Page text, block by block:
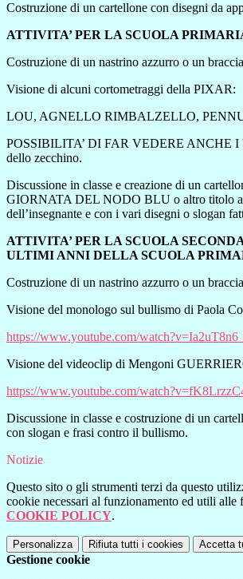
Costruzione di un cartellone con disegni da
ATTIVITA’ PER LA SCUOLA
Costruzione di un nastrino azzurro o un
Visione di alcuni cortometraggi della PIXAR:
LOU, AGNELLO RIMBALZELLO,
POSSIBILITA’ DI FAR VEDERE ANCHE
dello zecchino.
Discussione in classe e creazione di un
GIORNATA DEL NODO BLU o altro titolo a
dell’insegnante e con i vari disegni o slogan
ATTIVITA’ PER LA SCUOLA
ULTIMI ANNI DELLA SCUOLA
Costruzione di un nastrino azzurro o un
Visione del monologo sul bullismo di Paola
https://www.youtube.com/
Visione del videoclip di Mengoni
https://www.youtube.com/
Discussione in classe e costruzione di un
con slogan e frasi contro il bullismo.
Notizie
Questo sito o gli strumenti terzi da questo
cookie necessari al funzionamento ed utili alle
COOKIE POLICY.
Personalizza Rifiuta tutti i cookies Accetta
Gestione cookie